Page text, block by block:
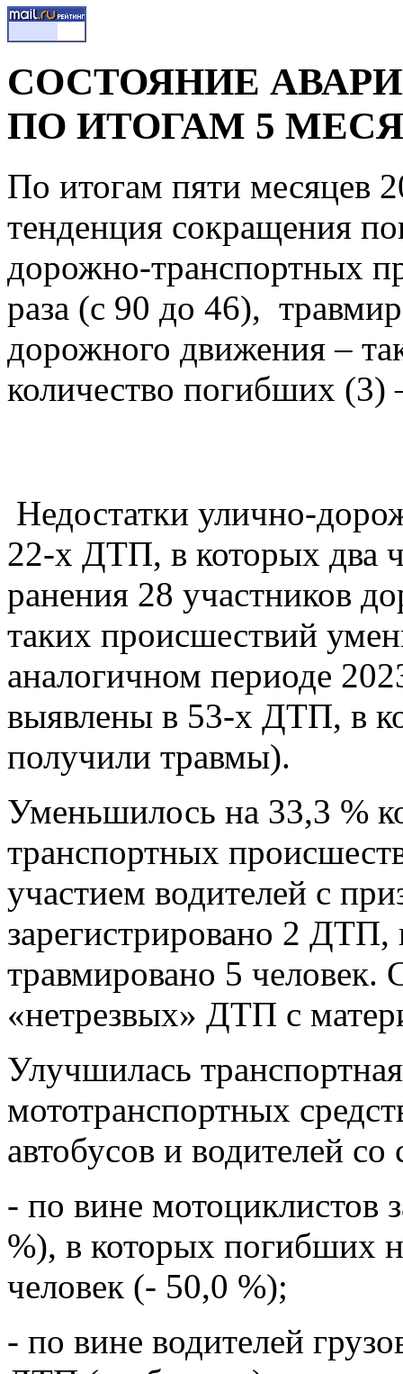
СОСТОЯНИЕ
ПО ИТОГАМ 5
По итогам пяти месяцев
тенденция сокращения
дорожно-транспортных
раза (с 90 до 46),
дорожного движения –
количество погибших (3)
Недостатки улично-
22-х ДТП, в которых два
ранения 28 участников
таких происшествий
аналогичном периоде
выявлены в 53-х ДТП, в
получили травмы).
Уменьшилось на 33,3 %
транспортных
участием водителей с
зарегистрировано 2
травмировано 5 человек.
«нетрезвых» ДТП с
Улучшилась
мототранспортных
автобусов и водителей
- по вине мотоциклистов
%), в которых погибших
человек (- 50,0 %);
- по вине водителей